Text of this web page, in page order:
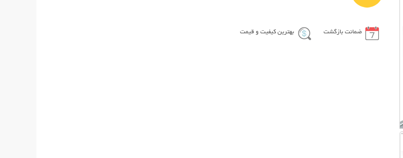
ضمانت بازگشت بهترین کیفیت و قیمت